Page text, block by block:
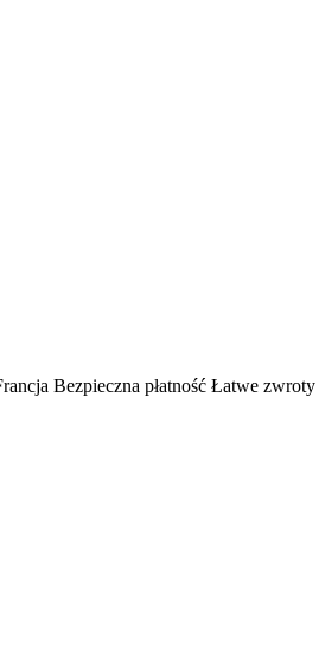
Bezpieczna płatność Łatwe zwroty